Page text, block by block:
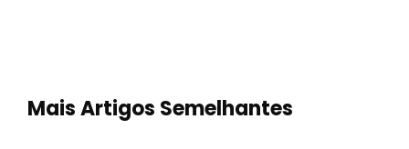
Mais Artigos Semelhantes